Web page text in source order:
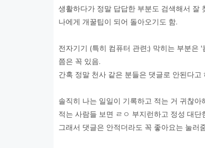
생활하다가 정말 답답한 부분도 검색해서 잘
나에게 개꿀팁이 되어 돌아오기도 함.
전자기기 (특히 컴퓨터 관련;) 막히는 부분
쯤은 꼭 있음.
간혹 정말 천사 같은 분들은 댓글로 안된다
솔직히 나는 일일이 기록하고 적는 거 귀찮
적는 사람들 보면 ㄹㅇ 부지런하고 정성 대단
그래서 댓글은 안적더라도 꼭 좋아요는 눌러